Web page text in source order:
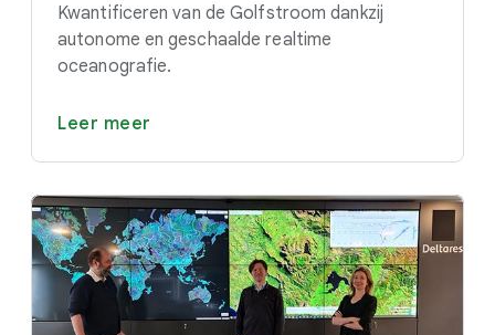
Kwantificeren van de Golfstroom dankzij
autonome en geschaalde realtime
oceanografie.
Leer meer